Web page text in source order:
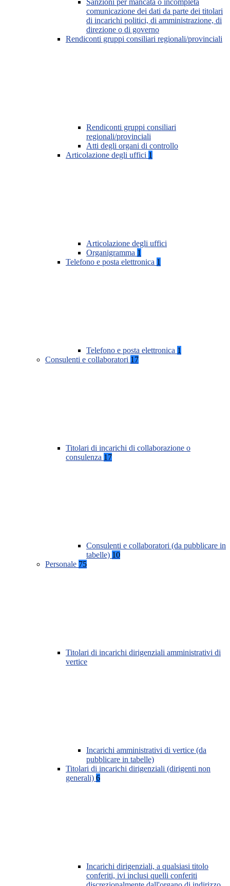
Sanzioni per mancata o incompleta
comunicazione dei dati da parte dei titolari
di incarichi politici, di amministrazione, di
direzione o di governo
Rendiconti gruppi consiliari regionali/provinciali
Rendiconti gruppi consiliari
regionali/provinciali
Atti degli organi di controllo
Articolazione degli uffici 1
Articolazione degli uffici
Organigramma 1
Telefono e posta elettronica 1
Telefono e posta elettronica 1
Consulenti e collaboratori 17
Titolari di incarichi di collaborazione o
consulenza 17
Consulenti e collaboratori (da pubblicare in
tabelle) 10
Personale 75
Titolari di incarichi dirigenziali amministrativi di
vertice
Incarichi amministrativi di vertice (da
pubblicare in tabelle)
Titolari di incarichi dirigenziali (dirigenti non
generali) 6
Incarichi dirigenziali, a qualsiasi titolo
conferiti, ivi inclusi quelli conferiti